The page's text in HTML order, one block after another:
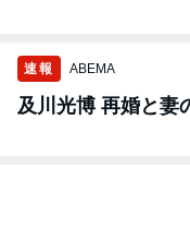
速報 ABEMA
及川光博 再婚と妻